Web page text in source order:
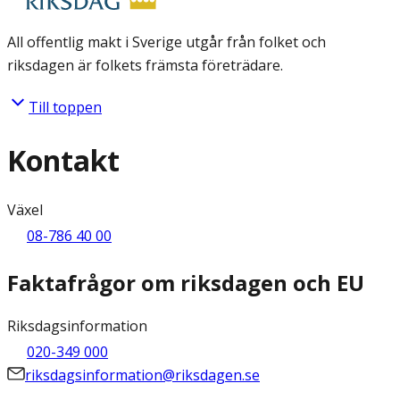
All offentlig makt i Sverige utgår från folket och
riksdagen är folkets främsta företrädare.
Till toppen
Kontakt
Växel
08-786 40 00
Faktafrågor om riksdagen och EU
Riksdagsinformation
020-349 000
riksdagsinformation@riksdagen.se